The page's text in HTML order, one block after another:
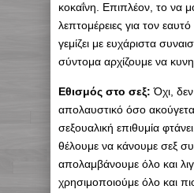
κοκαΐνη. Επιπλέον, το να
λεπτομέρειες για τον
γεμίζει με ευχάριστα
σύντομα αρχίζουμε να
Εθισμός στο σεξ: Όχι, δεν
απολαυστικό όσο
σεξουαλική επιθυμία
θέλουμε να κάνουμε σεξ
απολαμβάνουμε όλο και
χρησιμοποιούμε όλο και